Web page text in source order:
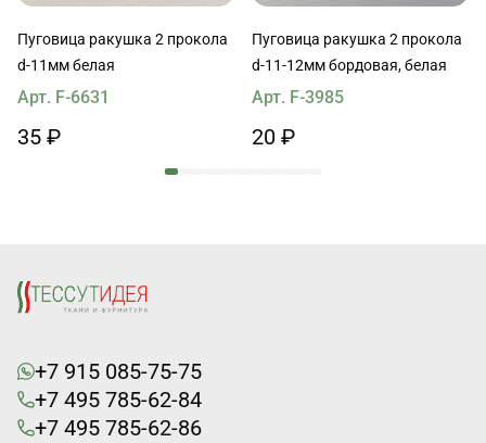
Пуговица ракушка 2 прокола
d-11мм белая
Арт. F-6631
35 ₽
Пуговица ракушка 2 прокола
d-11-12мм бордовая, белая
Арт. F-3985
20 ₽
+7 915 085-75-75
+7 495 785-62-84
+7 495 785-62-86